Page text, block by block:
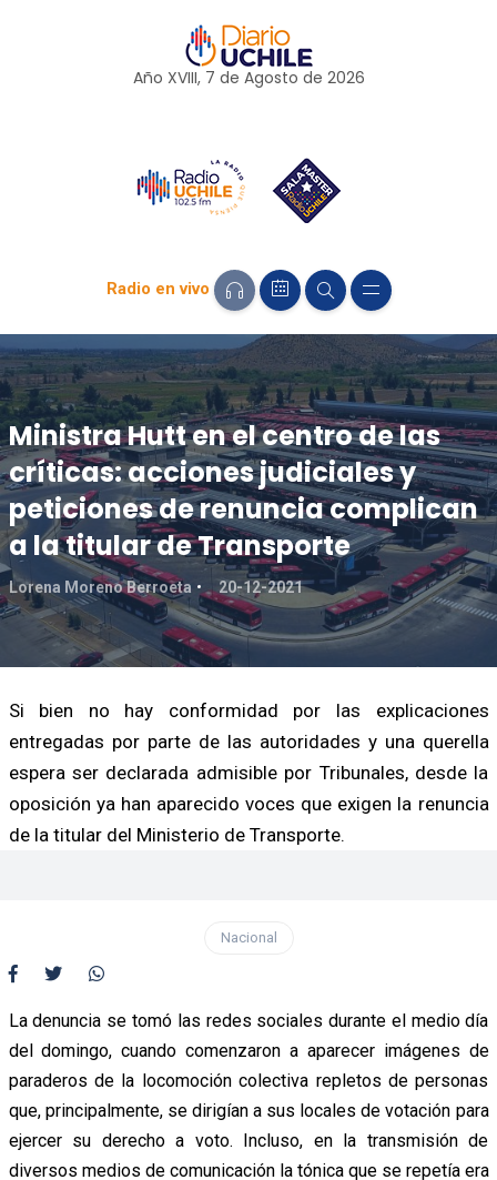
Año XVIII, 7 de Agosto de 2026
Radio en vivo
Ministra Hutt en el centro de las
críticas: acciones judiciales y
peticiones de renuncia complican
a la titular de Transporte
Lorena Moreno Berroeta 20-12-2021
Si bien no hay conformidad por las explicaciones
entregadas por parte de las autoridades y una querella
espera ser declarada admisible por Tribunales, desde la
oposición ya han aparecido voces que exigen la renuncia
de la titular del Ministerio de Transporte.
Nacional
La denuncia se tomó las redes sociales durante el medio día
del domingo, cuando comenzaron a aparecer imágenes de
paraderos de la locomoción colectiva repletos de personas
que, principalmente, se dirigían a sus locales de votación para
ejercer su derecho a voto. Incluso, en la transmisión de
diversos medios de comunicación la tónica que se repetía era